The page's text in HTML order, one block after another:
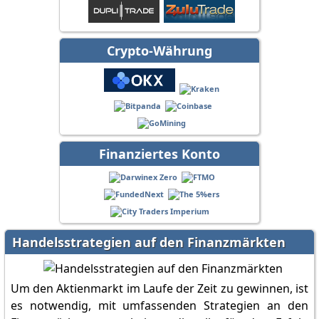
Crypto-Währung
Finanziertes Konto
Handelsstrategien auf den Finanzmärkten
Um den Aktienmarkt im Laufe der Zeit zu gewinnen, ist
es notwendig, mit umfassenden Strategien an den